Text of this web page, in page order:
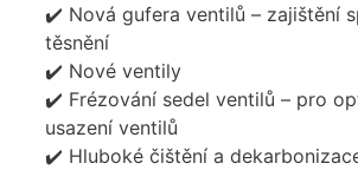
✔️ Nová gufera ventilů – zajištění
těsnění
✔️ Nové ventily
✔️ Frézování sedel ventilů – pro
usazení ventilů
✔️ Hluboké čištění a